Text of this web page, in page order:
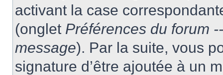
activant la case
(onglet Préférences du forum
message). Par la suite, vous
signature d’être ajoutée à un